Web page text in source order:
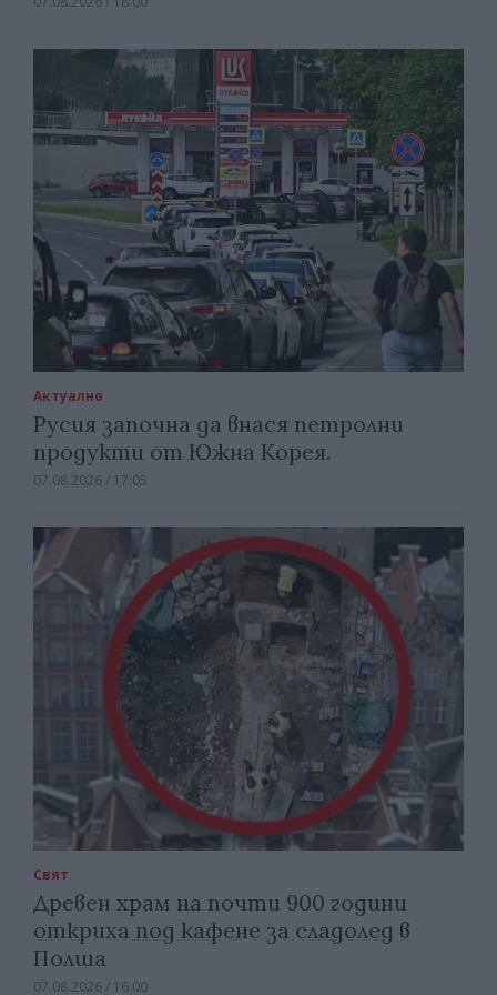
Актуално
Русия започна да внася петролни
продукти от Южна Корея.
07.08.2026 / 17:05
Свят
Древен храм на почти 900 години
откриха под кафене за сладолед в
Полша
07.08.2026 / 16:00